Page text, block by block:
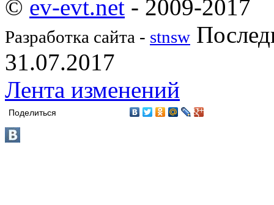
© ev-evt.net - 2009-2017
Разработка сайта - stnsw
31.07.2017
Лента изменений
Поделиться